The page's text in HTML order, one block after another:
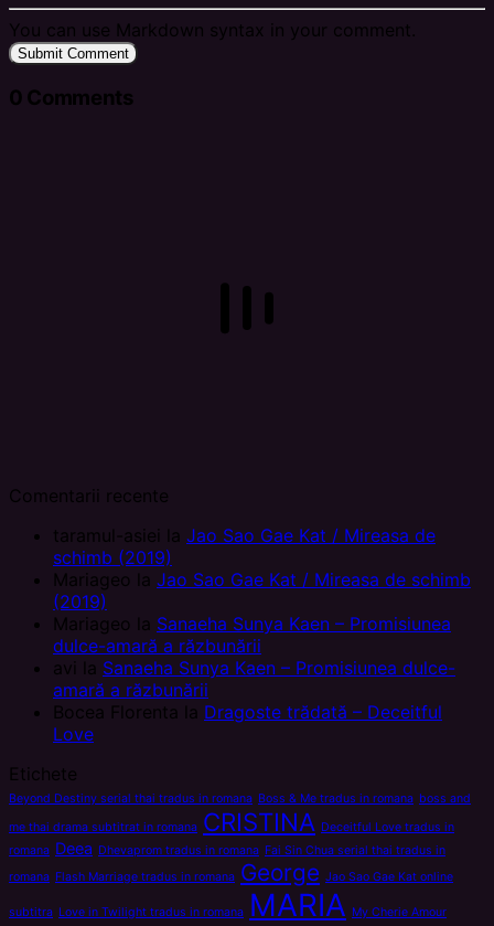
You can use Markdown syntax in your comment.
Submit Comment
0 Comments
Comentarii recente
taramul-asiei
la Jao Sao Gae Kat / Mireasa de
schimb (2019)
Mariageo la Jao Sao Gae Kat / Mireasa de schimb
(2019)
Mariageo la Sanaeha Sunya Kaen – Promisiunea
dulce-amară a răzbunării
avi
la Sanaeha Sunya Kaen – Promisiunea dulce-
amară a răzbunării
Bocea Florenta la Dragoste trădată – Deceitful
Love
Etichete
Beyond Destiny serial thai tradus in romana Boss & Me tradus in romana boss and
me thai drama subtitrat in romana CRISTINA Deceitful Love tradus in
romana Deea Dhevaprom tradus in romana Fai Sin Chua serial thai tradus in
romana Flash Marriage tradus in romana George Jao Sao Gae Kat online
subtitra Love in Twilight tradus in romana MARIA My Cherie Amour